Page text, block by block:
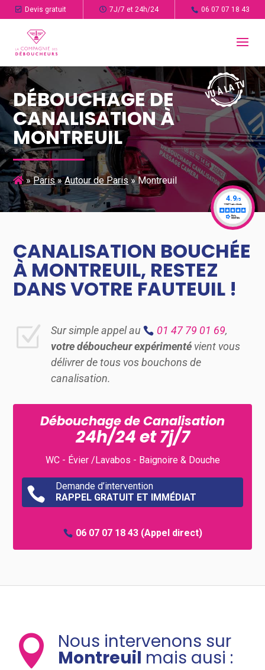
Devis gratuit 7J/7 et 24h/24 06 07 07 18 43
DÉBOUCHAGE DE
CANALISATION À
MONTREUIL
»Paris»Autour de Paris»Montreuil
CANALISATION BOUCHÉE
À MONTREUIL, RESTEZ
DANS VOTRE FAUTEUIL !
Z Sur simple appel au 01 47 79 01 69,
votre déboucheur expérimenté vient vous
délivrer de tous vos bouchons de
canalisation.
Débouchage de Canalisation
24h/24 et 7j/7
WC - Évier /Lavabos - Baignoire & Douche

Demande d’intervention
RAPPEL GRATUIT ET IMMÉDIAT
06 07 07 18 43(Appel direct)
 Nous intervenons sur
Montreuil mais ausi :